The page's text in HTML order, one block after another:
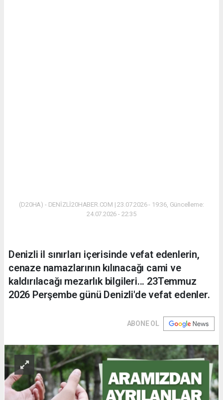
(D20HA) - DENİZLİ20HABER.COM | 23.07.2026 - 19:36, Güncelleme:
24.07.2026 - 22:35
Denizli il sınırları içerisinde vefat edenlerin,
cenaze namazlarının kılınacağı cami ve
kaldırılacağı mezarlık bilgileri... 23Temmuz
2026 Perşembe günü Denizli'de vefat edenler.
ABONE OL